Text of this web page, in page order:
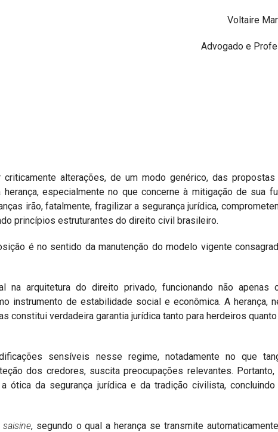
Voltaire
Advogado e
alterações, de um modo genérico, das
especialmente no que concerne à mitigação de sua
irão, fatalmente, fragilizar a segurança jurídica,
princípios estruturantes do direito civil brasileiro.
é no sentido da manutenção do modelo vigente
arquitetura do direito privado, funcionando não apenas
instrumento de estabilidade social e econômica. A herança,
constitui verdadeira garantia jurídica tanto para herdeiros
sensíveis nesse regime, notadamente no que
dos credores, suscita preocupações relevantes.
ótica da segurança jurídica e da tradição civilista, concluindo
saisine, segundo o qual a herança se transmite